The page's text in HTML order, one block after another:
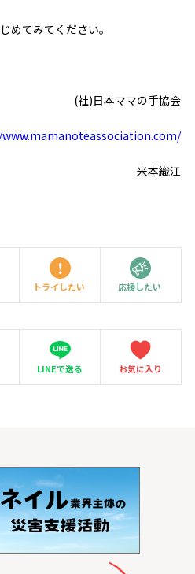
めてみてください。
ママの手協会
米本織江
トライしたい 応援したい
LINEで送る お気に入り